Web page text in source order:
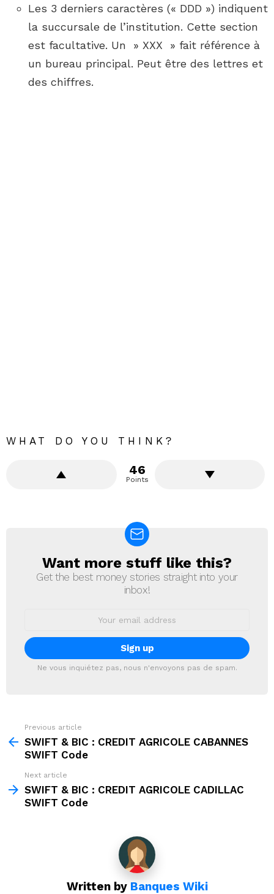
Les 3 derniers caractères (« DDD ») indiquent
la succursale de l’institution. Cette section
est facultative. Un » XXX » fait référence à
un bureau principal. Peut être des lettres et
des chiffres.
WHAT DO YOU THINK?
46
Points
NEWSLETTER
Want more stuff like this?
Get the best money stories straight into your
inbox!
Ne vous inquiétez pas, nous n'envoyons pas de spam.
more
Previous article
SWIFT & BIC : CREDIT AGRICOLE CABANNES
SWIFT Code
Next article
SWIFT & BIC : CREDIT AGRICOLE CADILLAC
SWIFT Code
Written by Banques Wiki